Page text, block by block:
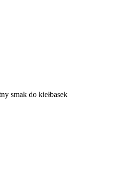
smak do kiełbasek